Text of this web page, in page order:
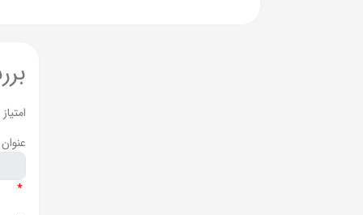
امتیاز
*